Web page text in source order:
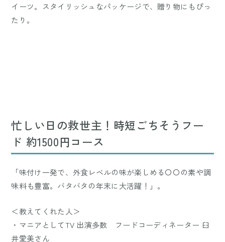
イーツ。スタイリッシュなパッケージで、贈り物にもぴっ
たり。
忙しい日の救世主！時短ごちそうフー
ド 約1500円コース
「味付け一発で、外食レベルの味が楽しめる〇〇の素や調
味料も豊富。バタバタの年末に大活躍！」。
＜教えてくれた人＞
・マニアとしてTV 出演多数 フードコーディネーター 臼
井愛美さん